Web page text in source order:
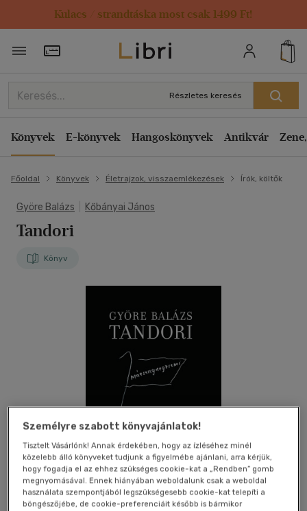
Kulacs / strandtáska most csak 1499 Ft!
Törzsvásárlói Kártya adatai
Részletes keresés
Könyvek E-könyvek Hangoskönyvek Antikvár
Főoldal Könyvek Életrajzok, visszaemlékezések Írók, költők
Györe Balázs Kőbányai János
Tandori
Könyv
Személyre szabott könyvajánlatok!
Tisztelt Vásárlónk! Annak érdekében, hogy az ízléséhez minél
közelebb álló könyveket tudjunk a figyelmébe ajánlani, arra kérjük,
hogy fogadja el az ehhez szükséges cookie-kat a „Rendben” gomb
megnyomásával. Ennek hiányában weboldalunk csak a weboldal
használata szempontjából legszükségesebb cookie-kat telepíti a
böngészőjébe, de cookie-preferenciáit később is bármikor